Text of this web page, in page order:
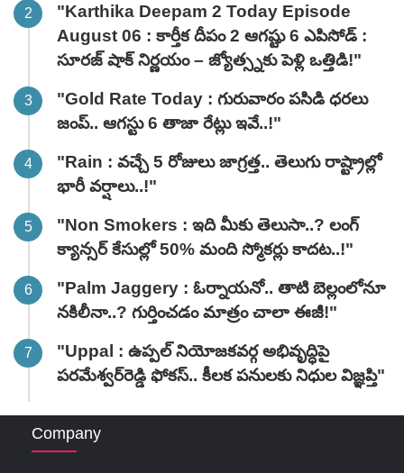
"Karthika Deepam 2 Today Episode
August 06 : కార్తీక దీపం 2 ఆగష్టు 6 ఎపిసోడ్ :
సూరజ్ షాక్ నిర్ణయం – జ్యోత్స్నకు పెళ్లి ఒత్తిడి!"
"Gold Rate Today : గురువారం పసిడి ధరలు
జంప్.. ఆగస్టు 6 తాజా రేట్లు ఇవే..!"
"Rain : వచ్చే 5 రోజులు జాగ్రత్త.. తెలుగు రాష్ట్రాల్లో
భారీ వ‌ర్షాలు..!"
"Non Smokers : ఇది మీకు తెలుసా..? లంగ్
క్యాన్సర్ కేసుల్లో 50% మంది స్మోకర్లు కాదట..!"
"Palm Jaggery : ఓర్నాయనో.. తాటి బెల్లంలోనూ
నకిలీనా..? గుర్తించడం మాత్రం చాలా ఈజీ!"
"Uppal : ఉప్పల్ నియోజకవర్గ అభివృద్ధిపై
పరమేశ్వర్‌రెడ్డి ఫోకస్.. కీలక పనులకు నిధుల విజ్ఞప్తి"
Company